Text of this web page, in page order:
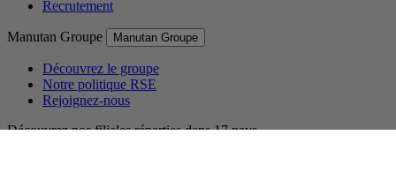
Recrutement
Manutan Groupe Manutan Groupe
Découvrez le groupe
Notre politique RSE
Rejoignez-nous
Découvrez nos filiales réparties dans 17 pays.